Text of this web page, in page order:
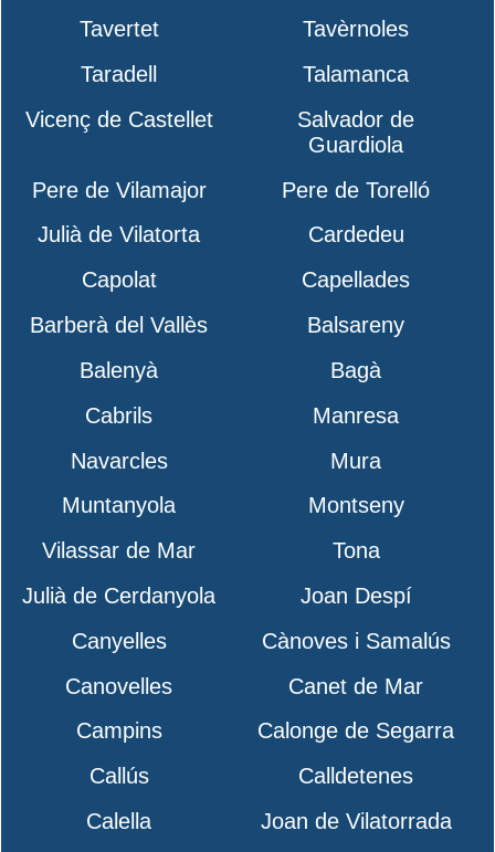
Tavertet
Tavèrnoles
Taradell
Talamanca
Vicenç de Castellet
Salvador de
Guardiola
Pere de Vilamajor
Pere de Torelló
Julià de Vilatorta
Cardedeu
Capolat
Capellades
Barberà del Vallès
Balsareny
Balenyà
Bagà
Cabrils
Manresa
Navarcles
Mura
Muntanyola
Montseny
Vilassar de Mar
Tona
Julià de Cerdanyola
Joan Despí
Canyelles
Cànoves i Samalús
Canovelles
Canet de Mar
Campins
Calonge de Segarra
Callús
Calldetenes
Calella
Joan de Vilatorrada